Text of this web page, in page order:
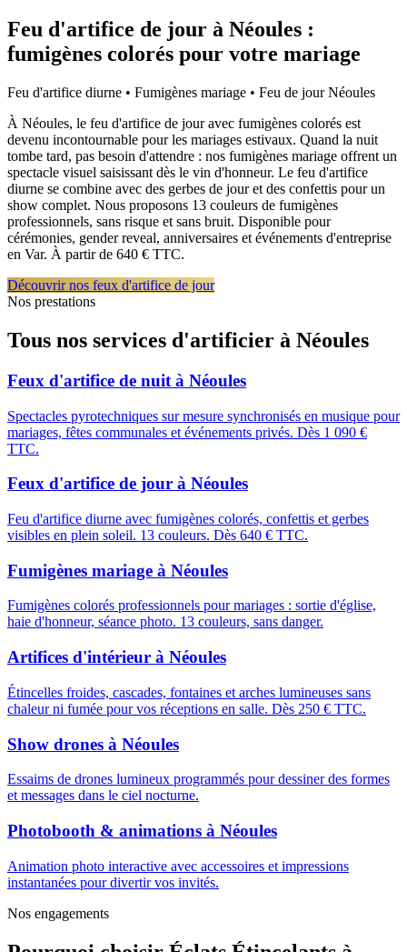
Feu d'artifice de jour à Néoules :
fumigènes colorés pour votre mariage
Feu d'artifice diurne • Fumigènes mariage • Feu de jourNéoules
À Néoules, le feu d'artifice de jour avec fumigènes colorés est
devenu incontournable pour les mariages estivaux. Quand la nuit
tombe tard, pas besoin d'attendre : nos fumigènes mariage offrent un
spectacle visuel saisissant dès le vin d'honneur. Le feu d'artifice
diurne se combine avec des gerbes de jour et des confettis pour un
show complet. Nous proposons 13 couleurs de fumigènes
professionnels, sans risque et sans bruit. Disponible pour
cérémonies, gender reveal, anniversaires et événements d'entreprise
en Var. À partir de 640 € TTC.
Découvrir nos feux d'artifice de jour
Nos prestations
Tous nos services d'artificier à Néoules
Feux d'artifice de nuit à Néoules
Spectacles pyrotechniques sur mesure synchronisés en musique pour
mariages, fêtes communales et événements privés. Dès 1 090 €
TTC.
Feux d'artifice de jour à Néoules
Feu d'artifice diurne avec fumigènes colorés, confettis et gerbes
visibles en plein soleil. 13 couleurs. Dès 640 € TTC.
Fumigènes mariage à Néoules
Fumigènes colorés professionnels pour mariages : sortie d'église,
haie d'honneur, séance photo. 13 couleurs, sans danger.
Artifices d'intérieur à Néoules
Étincelles froides, cascades, fontaines et arches lumineuses sans
chaleur ni fumée pour vos réceptions en salle. Dès 250 € TTC.
Show drones à Néoules
Essaims de drones lumineux programmés pour dessiner des formes
et messages dans le ciel nocturne.
Photobooth & animations à Néoules
Animation photo interactive avec accessoires et impressions
instantanées pour divertir vos invités.
Nos engagements